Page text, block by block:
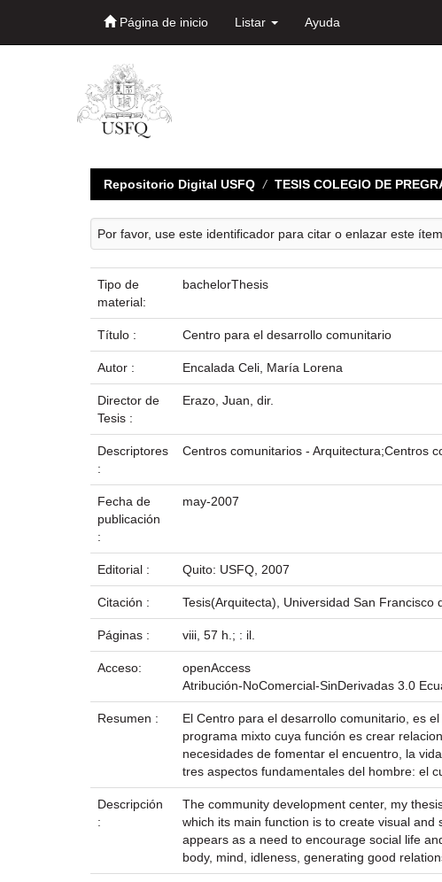
Página de inicio Listar Ayuda
Repositorio Digital USFQ TESIS COLEGIO DE
Por favor, use este identificador para citar o enlazar este
Tipo de
material:
bachelorThesis
Título : Centro para el desarrollo comunitario
Autor : Encalada Celi, María Lorena
Director de
Tesis :
Erazo, Juan, dir.
Descriptores
:
Centros comunitarios - Arquitectura;Centros
Fecha de
publicación
:
may-2007
Editorial : Quito: USFQ, 2007
Citación : Tesis(Arquitecta), Universidad San Francisco
Páginas : viii, 57 h.; : il.
Acceso:
openAccess
Atribución-NoComercial-SinDerivadas 3.0
Resumen :
El Centro para el desarrollo comunitario, es
programa mixto cuya función es crear
necesidades de fomentar el encuentro, la
tres aspectos fundamentales del hombre: el
Descripción
:
The community development center, my
which its main function is to create visual
appears as a need to encourage social life
body, mind, idleness, generating good